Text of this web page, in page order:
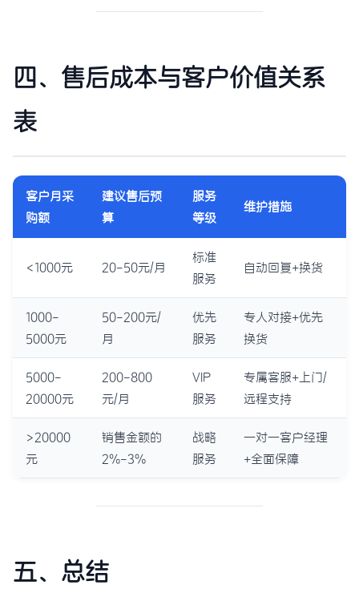
四、售后成本与客户价值关系
表
客户月采
购额
建议售后预
算
服务
等级
维护措施
<1000元 20-50元/月
标准
服务
自动回复+换货
1000-
5000元
50-200元/
月
优先
服务
专人对接+优先
换货
5000-
20000元
200-800
元/月
VIP
服务
专属客服+上门/
远程支持
>20000
元
销售金额的
2%-3%
战略
服务
一对一客户经理
+全面保障
五、总结